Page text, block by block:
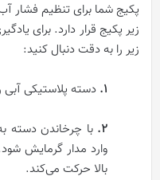
پکیج شما برای تنظیم فشار
زیر پکیج قرار دارد. برای
زیر را به دقت دنبال کنید:
۱. دسته پلاستیکی
۲. با چرخاندن
وارد مدار گرمایش
بالا حرکت می‌کند.